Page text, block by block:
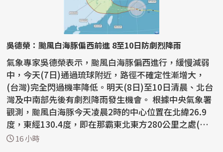
吳德榮：颱風白海豚偏西前進 8至10日防劇烈降雨
氣象專家吳德榮表示，颱風白海豚偏西進行，緩慢減弱
中，今天(7日)通過琉球附近，路徑不確定性漸增大，
(台灣)完全閃過機率降低。明天(8日)至10日清晨、北台
灣及中南部先後有劇烈降雨發生機會。 根據中央氣象署
觀測，颱風白海豚今天凌晨2時的中心位置在北緯26.9
度，東經130.4度，即在那霸東北東方280公里之處(台
北東北東...
16 小時